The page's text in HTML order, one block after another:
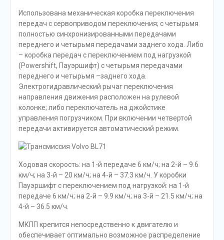
Использована механическая коробка переключения
передач с сервоприводом переключения; с четырьмя
полностью синхронизированными передачами
переднего и четырьмя передачами заднего хода. Либо
– коробка передач с переключением под нагрузкой
(Powershift, Пауэршифт) с четырьмя передачами
переднего и четырьмя –заднего хода.
Электрогидравлический рычаг переключения
направления движения расположен на рулевой
колонке; либо переключатель на джойстике
управления погрузчиком. При включении четвертой
передачи активируется автоматический режим.
Ходовая скорость: на 1-й передаче 6 км/ч; на 2-й – 9.6
км/ч; на 3-й – 20 км/ч; на 4-й – 37.3 км/ч. У коробки
Пауэршифт с переключением под нагрузкой: на 1-й
передаче 6 км/ч; на 2-й – 9.9 км/ч; на 3-й – 21.5 км/ч; на
4-й – 36.5 км/ч.
МКПП крепится непосредственно к двигателю и
обеспечивает оптимально возможное распределение